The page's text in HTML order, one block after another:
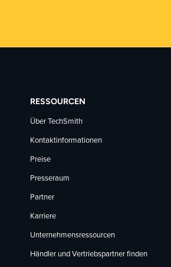
RESSOURCEN
Über TechSmith
Kontaktinformationen
Preise
Presseraum
Partner
Karriere
Unternehmensressourcen
Händler und Vertriebspartner finden